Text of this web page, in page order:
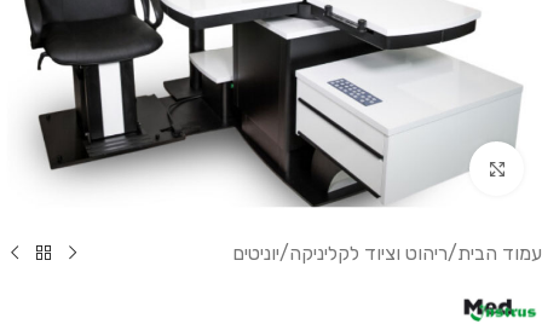
לחץ להגדלה
עמוד הבית/ריהוט וציוד לקליניקה/יוניטים